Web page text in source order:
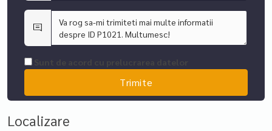
Localizare